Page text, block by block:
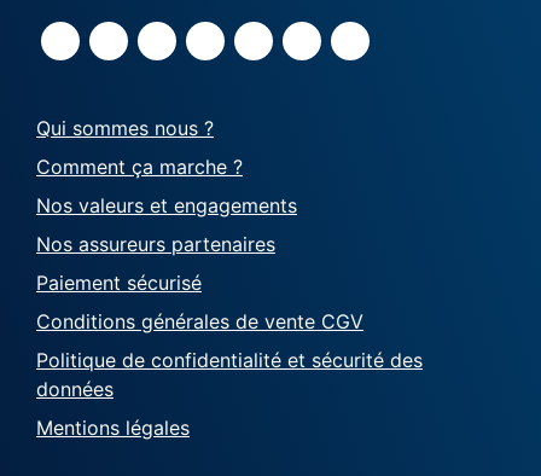
Qui sommes nous ?
Comment ça marche ?
Nos valeurs et engagements
Nos assureurs partenaires
Paiement sécurisé
Conditions générales de vente CGV
Politique de confidentialité et sécurité des
données
Mentions légales